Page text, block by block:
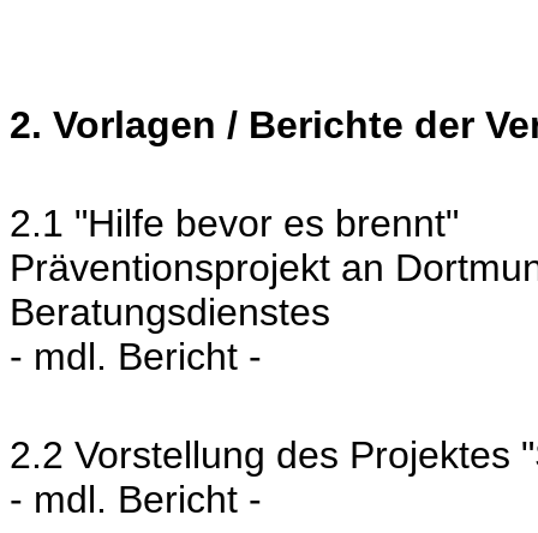
2. Vorlagen / Berichte der
2.1 "Hilfe bevor es brennt"
Präventionsprojekt an
Beratungsdienstes
- mdl. Bericht -
2.2 Vorstellung des Projektes
- mdl. Bericht -